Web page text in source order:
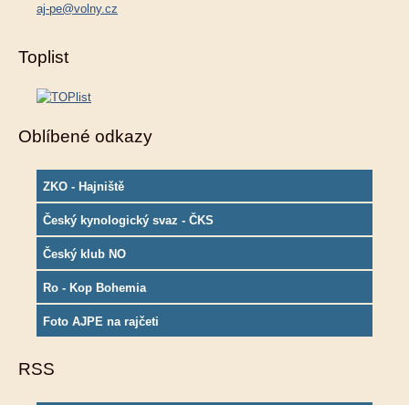
aj-pe@volny.cz
Toplist
Oblíbené odkazy
ZKO - Hajniště
Český kynologický svaz - ČKS
Český klub NO
Ro - Kop Bohemia
Foto AJPE na rajčeti
RSS